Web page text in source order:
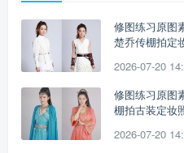
修图练习原图
楚乔传棚拍定
2026-07-20
修图练习原图
棚拍古装定妆
2026-07-20